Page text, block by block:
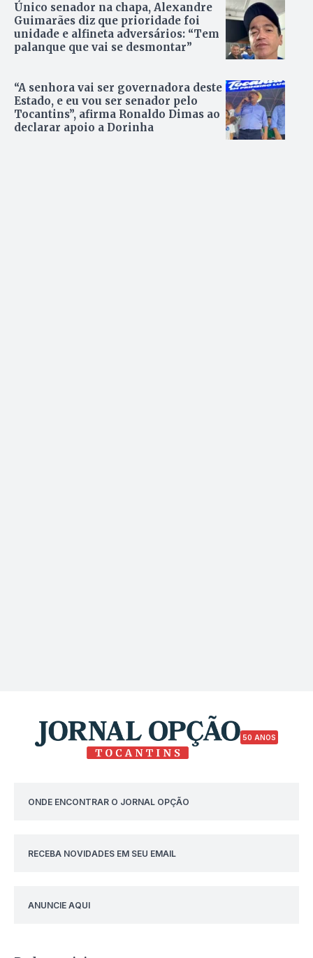
Único senador na chapa, Alexandre
Guimarães diz que prioridade foi
unidade e alfineta adversários: “Tem
palanque que vai se desmontar”
“A senhora vai ser governadora deste
Estado, e eu vou ser senador pelo
Tocantins”, afirma Ronaldo Dimas ao
declarar apoio a Dorinha
50 ANOS
ONDE ENCONTRAR O JORNAL OPÇÃO
RECEBA NOVIDADES EM SEU EMAIL
ANUNCIE AQUI